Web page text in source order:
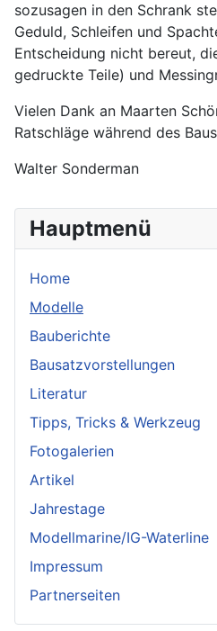
Hauptmenü
Home
Modelle
Bauberichte
Bausatzvorstellungen
Literatur
Tipps, Tricks & Werkzeug
Fotogalerien
Artikel
Jahrestage
Modellmarine/IG-Waterline
Impressum
Partnerseiten
sozusagen in den Schrank
Geduld, Schleifen und
Entscheidung nicht bereut,
gedruckte Teile) und
Vielen Dank an Maarten
Ratschläge während des
Walter Sonderman